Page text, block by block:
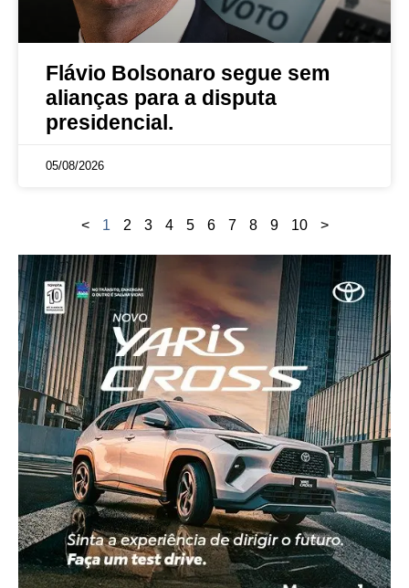
Flávio Bolsonaro segue sem
alianças para a disputa
presidencial.
05/08/2026
< 1 2 3 4 5 6 7 8 9 10 >